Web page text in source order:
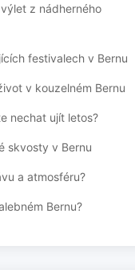
z nádherného
festivalech v Bernu
v kouzelném Bernu
nechat ujít letos?
skvosty v Bernu
a atmosféru?
Bernu?